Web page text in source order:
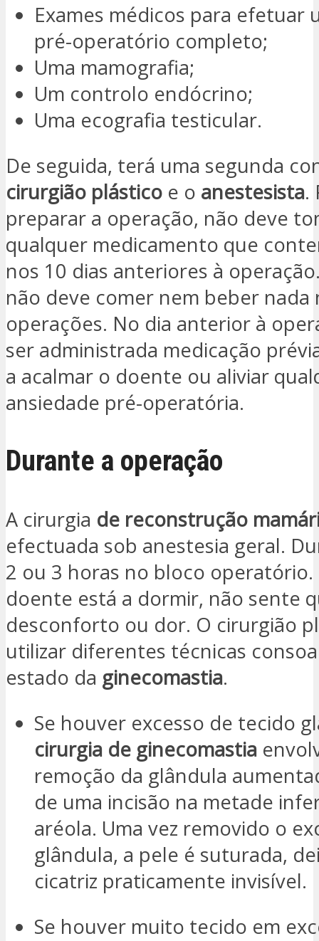
Exames médicos para efetuar
pré-operatório completo;
Uma mamografia;
Um controlo endócrino;
Uma ecografia testicular.
De seguida, terá uma segunda
cirurgião plástico e o anestesista.
preparar a operação, não deve
qualquer medicamento que
nos 10 dias anteriores à
não deve comer nem beber nada
operações. No dia anterior à
ser administrada medicação
a acalmar o doente ou aliviar
ansiedade pré-operatória.
Durante a operação
A cirurgia de reconstrução
efectuada sob anestesia geral.
2 ou 3 horas no bloco operatório.
doente está a dormir, não sente
desconforto ou dor. O cirurgião
utilizar diferentes técnicas
estado da ginecomastia.
Se houver excesso de tecido
cirurgia de ginecomastia
remoção da glândula
de uma incisão na metade
aréola. Uma vez removido o
glândula, a pele é suturada,
cicatriz praticamente invisível.
Se houver muito tecido em